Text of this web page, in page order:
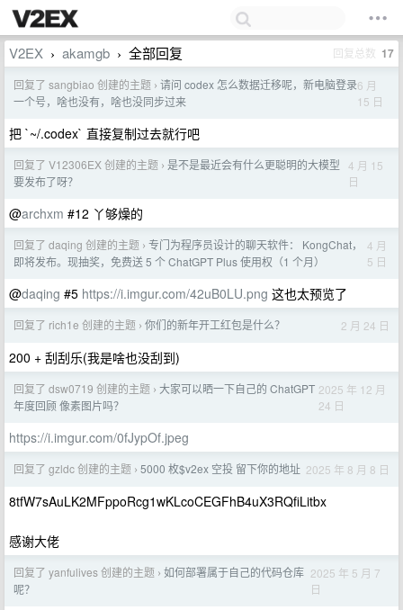
V2EX › akamgb › 全部回复 回复总数 17
回复了 sangbiao 创建的主题 › 请问 codex 怎么数据迁移呢，新电脑登录
一个号，啥也没有，啥也没同步过来
6 月
15 日
把 `~/.codex` 直接复制过去就行吧
回复了 V12306EX 创建的主题 › 是不是最近会有什么更聪明的大模型
要发布了呀？
4 月 15
日
@archxm #12 丫够燥的
回复了 daqing 创建的主题 › 专门为程序员设计的聊天软件： KongChat，
即将发布。现抽奖，免费送 5 个 ChatGPT Plus 使用权（1 个月）
4 月
5 日
@daqing #5 https://i.imgur.com/42uB0LU.png 这也太预览了
回复了 rich1e 创建的主题 › 你们的新年开工红包是什么？ 2 月 24 日
200 + 刮刮乐(我是啥也没刮到)
回复了 dsw0719 创建的主题 › 大家可以晒一下自己的 ChatGPT
年度回顾 像素图片吗？
2025 年 12 月
24 日
https://i.imgur.com/0fJypOf.jpeg
回复了 gzldc 创建的主题 › 5000 枚$v2ex 空投 留下你的地址 2025 年 8 月 8 日
8tfW7sAuLK2MFppoRcg1wKLcoCEGFhB4uX3RQfiLitbx
感谢大佬
回复了 yanfulives 创建的主题 › 如何部署属于自己的代码仓库
呢？
2025 年 5 月 7
日